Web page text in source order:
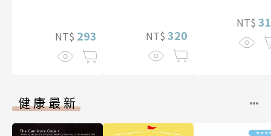
NT$ 293 NT$ 320
NT$
健康最新